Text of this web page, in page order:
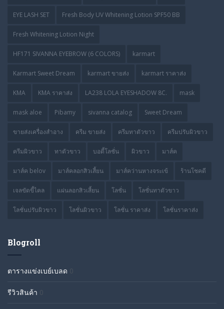
EYE LASH SET Fresh Body UV Whitening Lotion SPF50 BB
Fresh Whitening Lotion Night
HF171 SIVANNA EYEBROW (6 COLORS) karmart
Karmart Sweet Dream karmart ขายส่ง karmart ราคาส่ง
KMA KMA ราคาส่ง LA238 LOLA EYESHADOW 8C. mask
mask aloe Pibamy sivanna catalog Sweet Dream
ขายส่งเครื่องสำอาง ครีม ขายส่ง ครีมทาตัวขาว ครีมปรับผิวขาว
ครีมผิวขาว ทาตัวขาว บอดี้โลชั่น ผิวขาว มาส์ค
มาส์ค belov มาส์คลอกสิวเสี้ยน มาส์คว่านหางจระเข้ ร้านโชคดี
เจลขัดขี้ไคล แผ่นลอกสิวเสี้ยน โลชั่น โลชั่นทาตัวขาว
โลชั่นปรับผิวขาว โลชั่นผิวขาว โลชั่น ราคาส่ง โลชั่นราคาส่ง
Blogroll
ตารางแข่งเบย์เบลด 0
รีวิวสินค้า 0